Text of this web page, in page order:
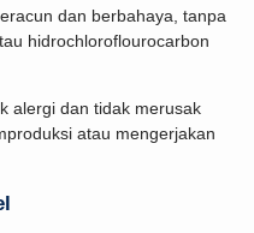
dan berbahaya, tanpa
hidrochloroflourocarbon
alergi dan tidak merusak
atau mengerjakan